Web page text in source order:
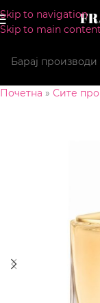
Skip to navigation
Skip to main content
Почетна » Сите